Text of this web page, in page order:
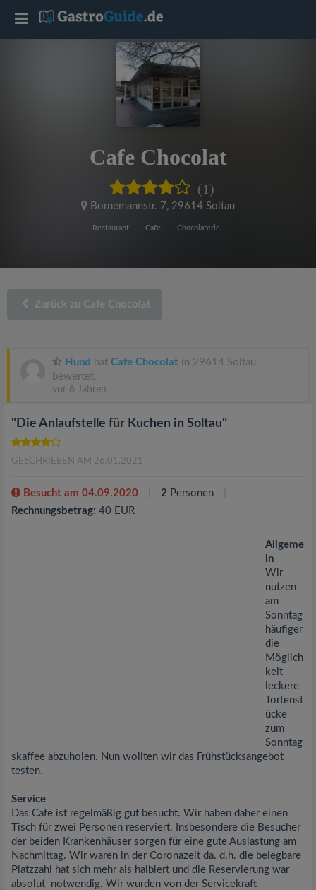
Cafe Chocolat
(1)
Bornemannstr. 7, 29614 Soltau
Restaurant Cafe Chocolaterie
Zurück zu Cafe Chocolat
Hund hat Cafe Chocolat in 29614 Soltau
bewertet.
vor 6 Jahren
"Die Anlaufstelle für Kuchen in Soltau"
GESCHRIEBEN AM 26.01.2021
Besucht am 04.09.2020 2 Personen
Rechnungsbetrag: 40 EUR
Allgeme
in
Wir
nutzen
am
Sonntag
häufiger
die
Möglich
keit
leckere
Tortenst
ücke
zum
Sonntag
skaffee abzuholen. Nun wollten wir das Frühstücksangebot
testen.
Service
Das Cafe ist regelmäßig gut besucht. Wir haben daher einen
Tisch für zwei Personen reserviert. Insbesondere die Besucher
der beiden Krankenhäuser sorgen für eine gute Auslastung am
Nachmittag. Wir waren in der Coronazeit da. d.h. die belegbare
Platzzahl hat sich mehr als halbiert und die Reservierung war
absolut notwendig. Wir wurden von der Servicekraft
T
a
t
i